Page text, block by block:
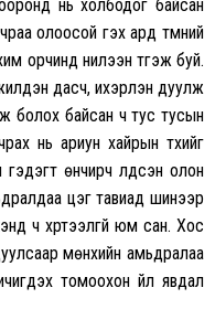
нь холбодог байсан
олоосой гэх ард түмний
орчинд нилээн түгэж буй.
дасч, ихэрлэн дуулж
болох байсан ч тус тусын
нь ариун хайрын түүхийг
өнчирч үлдсэн олон
цэг тавиад шинээр
ч хүртээлгүй юм сан. Хос
мөнхийн амьдралаа
томоохон үйл явдал